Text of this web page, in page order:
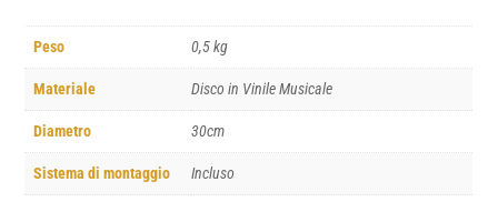
Peso 0,5 kg
Materiale Disco in Vinile Musicale
Diametro 30cm
Sistema di montaggio Incluso